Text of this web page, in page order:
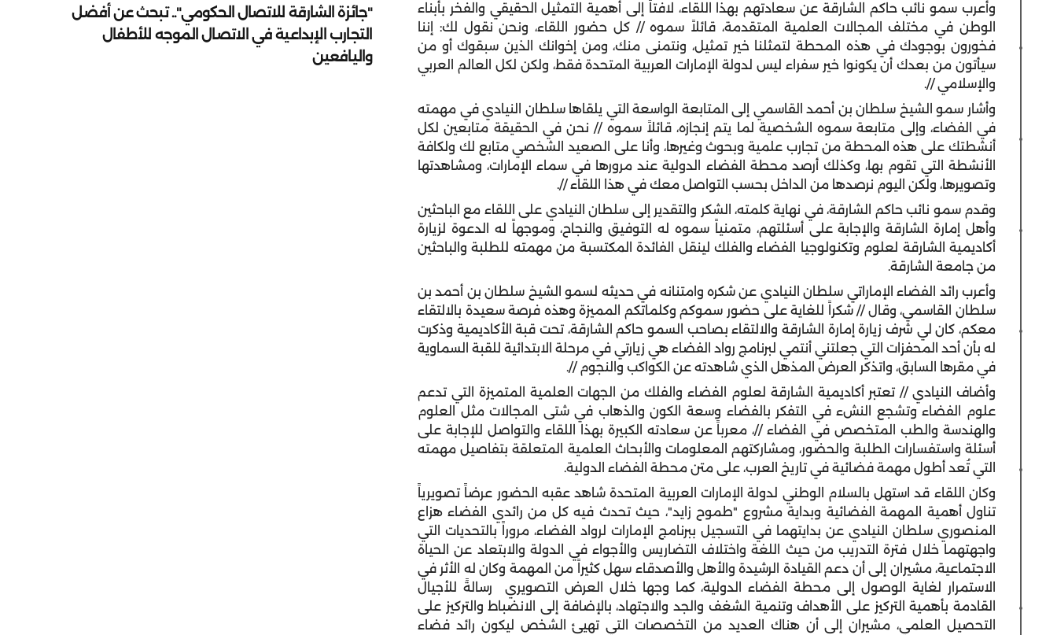
وأعرب سمو نائب حاكم الشارقة عن سعادتهم بهذا اللقاء، لافتاً إلى أهمية التمثيل الحقيقي والفخر بأبناء
الوطن في مختلف المجالات العلمية المتقدمة، قائلاً سموه // كل حضور اللقاء، ونحن نقول لك: إننا
فخورون بوجودك في هذه المحطة لتمثلنا خير تمثيل، ونتمنى منك، ومن إخوانك الذين سبقوك أو من
سيأتون من بعدك أن يكونوا خير سفراء ليس لدولة الإمارات العربية المتحدة فقط، ولكن لكل العالم العربي
والإسلامي //.
وأشار سمو الشيخ سلطان بن أحمد القاسمي إلى المتابعة الواسعة التي يلقاها سلطان النيادي في مهمته
في الفضاء، وإلى متابعة سموه الشخصية لما يتم إنجازه، قائلاً سموه // نحن في الحقيقة متابعين لكل
أنشطتك على هذه المحطة من تجارب علمية وبحوث وغيرها، وأنا على الصعيد الشخصي متابع لك ولكافة
الأنشطة التي تقوم بها، وكذلك أرصد محطة الفضاء الدولية عند مرورها في سماء الإمارات، ومشاهدتها
وتصويرها، ولكن اليوم نرصدها من الداخل بحسب التواصل معك في هذا اللقاء //.
وقدم سمو نائب حاكم الشارقة، في نهاية كلمته، الشكر والتقدير إلى سلطان النيادي على اللقاء مع الباحثين
وأهل إمارة الشارقة والإجابة على أسئلتهم، متمنياً سموه له التوفيق والنجاح، وموجهاً له الدعوة لزيارة
أكاديمية الشارقة لعلوم وتكنولوجيا الفضاء والفلك لينقل الفائدة المكتسبة من مهمته للطلبة والباحثين
من جامعة الشارقة.
وأعرب رائد الفضاء الإماراتي سلطان النيادي عن شكره وامتنانه في حديثه لسمو الشيخ سلطان بن أحمد بن
سلطان القاسمي، وقال // شكراً للغاية على حضور سموكم وكلماتكم المميزة وهذه فرصة سعيدة بالالتقاء
معكم، كان لي شرف زيارة إمارة الشارقة والالتقاء بصاحب السمو حاكم الشارقة، تحت قبة الأكاديمية وذكرت
له بأن أحد المحفزات التي جعلتني أنتمي لبرنامج رواد الفضاء هي زيارتي في مرحلة الابتدائية للقبة السماوية
في مقرها السابق، واتذكر العرض المذهل الذي شاهدته عن الكواكب والنجوم //.
وأضاف النيادي // تعتبر أكاديمية الشارقة لعلوم الفضاء والفلك من الجهات العلمية المتميزة التي تدعم
علوم الفضاء وتشجع النشء في التفكر بالفضاء وسعة الكون والذهاب في شتى المجالات مثل العلوم
والهندسة والطب المتخصص في الفضاء //، معرباً عن سعادته الكبيرة بهذا اللقاء والتواصل للإجابة على
أسئلة واستفسارات الطلبة والحضور، ومشاركتهم المعلومات والأبحاث العلمية المتعلقة بتفاصيل مهمته
التي تُعد أطول مهمة فضائية في تاريخ العرب، على متن محطة الفضاء الدولية.
وكان اللقاء قد استهل بالسلام الوطني لدولة الإمارات العربية المتحدة شاهد عقبه الحضور عرضاً تصويرياً
تناول أهمية المهمة الفضائية وبداية مشروع "طموح زايد"، حيث تحدث فيه كل من رائدي الفضاء هزاع
المنصوري سلطان النيادي عن بدايتهما في التسجيل ببرنامج الإمارات لرواد الفضاء، مروراً بالتحديات التي
واجهتهما خلال فترة التدريب من حيث اللغة واختلاف التضاريس والأجواء في الدولة والابتعاد عن الحياة
الاجتماعية، مشيران إلى أن دعم القيادة الرشيدة والأهل والأصدقاء سهل كثيراً من المهمة وكان له الأثر في
الاستمرار لغاية الوصول إلى محطة الفضاء الدولية، كما وجها خلال العرض التصويري رسالةً للأجيال
القادمة بأهمية التركيز على الأهداف وتنمية الشغف والجد والاجتهاد، بالإضافة إلى الانضباط والتركيز على
التحصيل العلمي، مشيران إلى أن هناك العديد من التخصصات التي تهيئ الشخص ليكون رائد فضاء
"جائزة الشارقة للاتصال الحكومي".. تبحث عن أفضل
التجارب الإبداعية في الاتصال الموجه للأطفال
واليافعين